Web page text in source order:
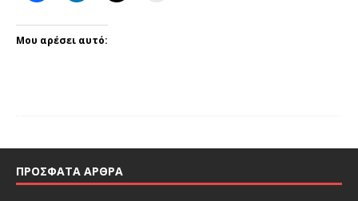
Μου αρέσει αυτό:
ΠΡΌΣΦΑΤΑ ΆΡΘΡΑ